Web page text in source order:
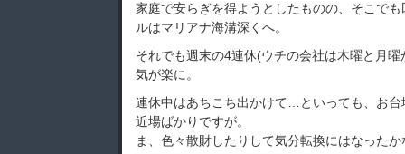
家庭で安らぎを得ようとしたものの、そこで
ルはマリアナ海溝深くへ。
それでも週末の4連休(ウチの会社は木曜と月
気が楽に。
連休中はあちこち出かけて…といっても、お
近場ばかりですが。
ま、色々散財したりして気分転換にはなったか